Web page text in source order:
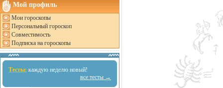
Мой профиль
Мои гороскопы
Персональный гороскоп
Совместимость
Подписка на гороскопы
Тесты: каждую неделю новый!
все тесты →